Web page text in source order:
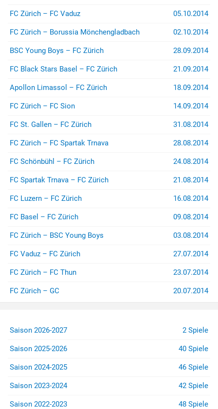
FC Zürich – FC Vaduz 05.10.2014
FC Zürich – Borussia Mönchengladbach 02.10.2014
BSC Young Boys – FC Zürich 28.09.2014
FC Black Stars Basel – FC Zürich 21.09.2014
Apollon Limassol – FC Zürich 18.09.2014
FC Zürich – FC Sion 14.09.2014
FC St. Gallen – FC Zürich 31.08.2014
FC Zürich – FC Spartak Trnava 28.08.2014
FC Schönbühl – FC Zürich 24.08.2014
FC Spartak Trnava – FC Zürich 21.08.2014
FC Luzern – FC Zürich 16.08.2014
FC Basel – FC Zürich 09.08.2014
FC Zürich – BSC Young Boys 03.08.2014
FC Vaduz – FC Zürich 27.07.2014
FC Zürich – FC Thun 23.07.2014
FC Zürich – GC 20.07.2014
Saison 2026-2027 2 Spiele
Saison 2025-2026 40 Spiele
Saison 2024-2025 46 Spiele
Saison 2023-2024 42 Spiele
Saison 2022-2023 48 Spiele